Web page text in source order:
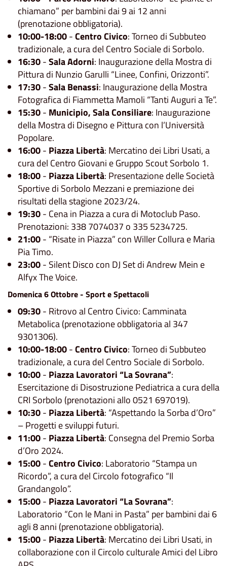
chiamano” per bambini dai 9 ai 12 anni
(prenotazione obbligatoria).
10:00-18:00-Centro Civico: Torneo di Subbuteo
tradizionale, a cura del Centro Sociale di Sorbolo.
16:30-Sala Adorni: Inaugurazione della Mostra di
Pittura di Nunzio Garulli “Linee, Confini, Orizzonti”.
17:30-Sala Benassi: Inaugurazione della Mostra
Fotografica di Fiammetta Mamoli “Tanti Auguri a Te”.
15:30- Municipio, Sala Consiliare: Inaugurazione
della Mostra di Disegno e Pittura con l’Università
Popolare.
16:00- Piazza Libertà: Mercatino dei Libri Usati, a
cura del Centro Giovani e Gruppo Scout Sorbolo 1.
18:00- Piazza Libertà: Presentazione delle Società
Sportive di Sorbolo Mezzani e premiazione dei
risultati della stagione 2023/24.
19:30- Cena in Piazza a cura di Motoclub Paso.
Prenotazioni: 338 7074037 o 335 5234725.
21:00- “Risate in Piazza” con Willer Collura e Maria
Pia Timo.
23:00- Silent Disco con DJ Set di Andrew Mein e
Alfyx The Voice.
Domenica 6 Ottobre - Sport e Spettacoli
09:30- Ritrovo al Centro Civico: Camminata
Metabolica (prenotazione obbligatoria al 347
9301306).
10:00-18:00-Centro Civico: Torneo di Subbuteo
tradizionale, a cura del Centro Sociale di Sorbolo.
10:00- Piazza Lavoratori “La Sovrana”:
Esercitazione di Disostruzione Pediatrica a cura della
CRI Sorbolo (prenotazioni allo 0521 697019).
10:30- Piazza Libertà: “Aspettando la Sorba d’Oro”
– Progetti e sviluppi futuri.
11:00- Piazza Libertà: Consegna del Premio Sorba
d’Oro 2024.
15:00-Centro Civico: Laboratorio “Stampa un
Ricordo”, a cura del Circolo fotografico “Il
Grandangolo”.
15:00- Piazza Lavoratori “La Sovrana”:
Laboratorio “Con le Mani in Pasta” per bambini dai 6
agli 8 anni (prenotazione obbligatoria).
15:00- Piazza Libertà: Mercatino dei Libri Usati, in
collaborazione con il Circolo culturale Amici del Libro